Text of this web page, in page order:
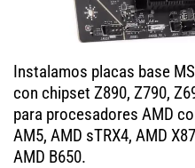
Instalamos placas base
con chipset Z890, Z790,
para procesadores AMD
AM5, AMD sTRX4, AMD
AMD B650.